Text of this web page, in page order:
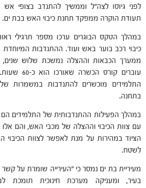
לפני גיוסו לצה"ל וממשיך להתנדב בצופי
תעודת הוקרה ממפקד תחנת כיבוי האש בבת ים.
במהלך הטקס הבוגרים ערכו מספר תרגילי
כיבוי רכב בוער באש ועוד. ההתנדבות
ממערך הכבאות וההצלה נמשכת שלוש שנים,
עוברים קורס
התלמידים מוכשרים להתנדבות במשמרות
בתחנה.
במהלך הפעילות ההתנדבותית של התלמידים הם
עם צוות הכיבוי וההצלה של מכבי האש, והם
הציוד במהירות על מנת לאפשר לצוות הכיבוי
לשטח.
מעיריית בת ים נמסר כי "העירייה שומרת על
בעיר, ומעניקה מערכת חינוכית תומכת